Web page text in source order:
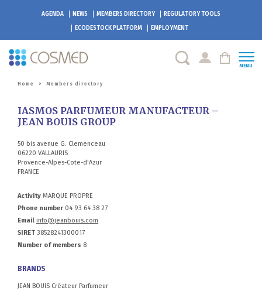
AGENDA NEWS MEMBERS DIRECTORY
REGULATORY TOOLS
ECODESTOCK PLATFORM EMPLOYMENT
MENU
Home > Members directory
IASMOS PARFUMEUR MANUFACTEUR –
JEAN BOUIS GROUP
50 bis avenue G. Clemenceau
06220 VALLAURIS
Provence-Alpes-Cote-d'Azur
FRANCE
Activity MARQUE PROPRE
Phone number 04 93 64 38 27
Email info@jeanbouis.com
SIRET 38528241300017
Number of members 8
BRANDS
JEAN BOUIS Créateur Parfumeur